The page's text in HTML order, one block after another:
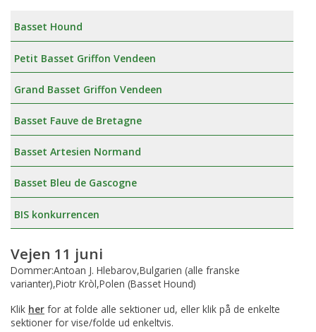
Basset Hound
Petit Basset Griffon Vendeen
Grand Basset Griffon Vendeen
Basset Fauve de Bretagne
Basset Artesien Normand
Basset Bleu de Gascogne
BIS konkurrencen
Vejen 11 juni
Dommer:Antoan J. Hlebarov,Bulgarien (alle franske
varianter),Piotr Kròl,Polen (Basset Hound)
Klik her for at folde alle sektioner ud, eller klik på de enkelte
sektioner for vise/folde ud enkeltvis.